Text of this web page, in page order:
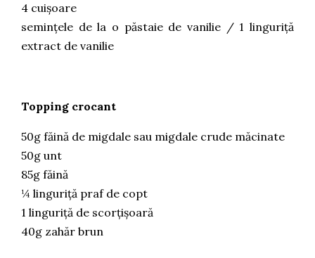
4 cuișoare
semințele de la o păstaie de vanilie / 1 linguriță
extract de vanilie
Topping crocant
50g făină de migdale sau migdale crude măcinate
50g unt
85g făină
¼ linguriță praf de copt
1 linguriță de scorțișoară
40g zahăr brun